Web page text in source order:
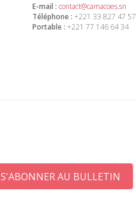
E-mail : contact@camacoes.sn
Téléphone : +221 33 827 47 57
Portable : +221 77 146 64 34
S'ABONNER AU BULLETIN